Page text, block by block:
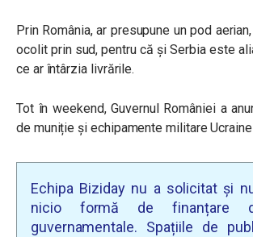
Prin România, ar presupune un pod
ocolit prin sud, pentru că și Serbia este
ce ar întârzia livrările.
Tot în weekend, Guvernul României a
de muniție și echipamente militare
Echipa Biziday nu a solicitat și
nicio formă de finanțare
guvernamentale. Spațiile de